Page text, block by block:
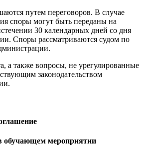
путем переговоров. В случае
споры могут быть переданы на
30 календарных дней со дня
Споры рассматриваются судом по
а также вопросы, не урегулированные
законодательством
обучающем мероприятии